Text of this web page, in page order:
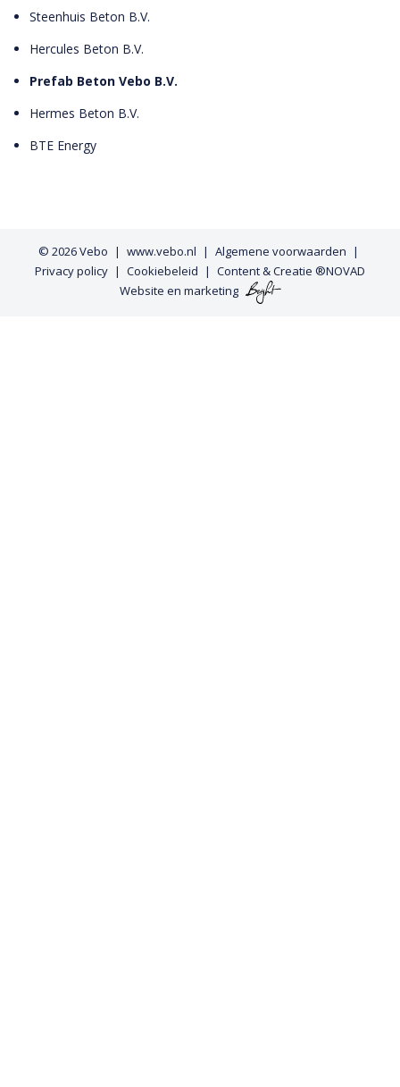
Steenhuis Beton B.V.
Hercules Beton B.V.
Prefab Beton Vebo B.V.
Hermes Beton B.V.
BTE Energy
© 2026Vebo www.vebo.nl
Algemene voorwaarden
Privacy policy
Cookiebeleid
Content & Creatie ®NOVAD
Website en marketing